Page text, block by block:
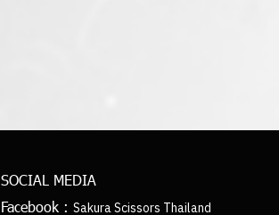
SOCIAL MEDIA
Facebook : Sakura Scissors Thailand